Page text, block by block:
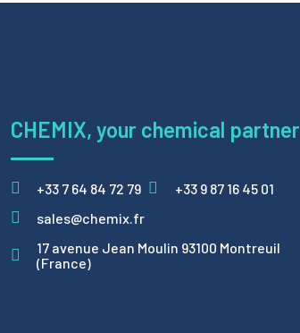
CHEMIX, your chemical partner
+33 7 64 84 72 79
+33 9 87 16 45 01
sales@chemix.fr
17 avenue Jean Moulin 93100 Montreuil
(France)